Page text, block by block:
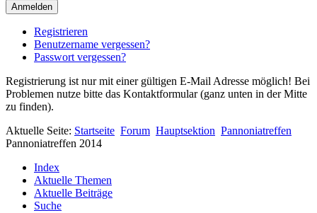
Anmelden
Registrieren
Benutzername vergessen?
Passwort vergessen?
Registrierung ist nur mit einer gültigen E-Mail Adresse möglich! Bei
Problemen nutze bitte das Kontaktformular (ganz unten in der Mitte
zu finden).
Aktuelle Seite: Startseite Forum Hauptsektion Pannoniatreffen
Pannoniatreffen 2014
Index
Aktuelle Themen
Aktuelle Beiträge
Suche